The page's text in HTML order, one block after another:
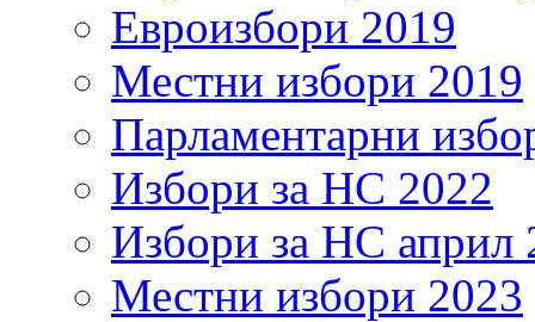
Евроизбори 2019
Местни избори 2019
Парламентарни
Избори за НС 2022
Избори за НС април
Местни избори 2023